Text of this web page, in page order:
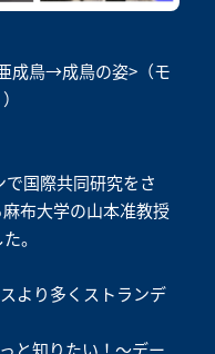
成鳥→成鳥の姿>（モ
国際共同研究をさ
布大学の山本准教授
。
より多くストランデ
と知りたい！～デー